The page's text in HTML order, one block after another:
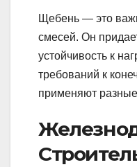
Щебень — это
смесей. Он
устойчивость к
требований к
применяют